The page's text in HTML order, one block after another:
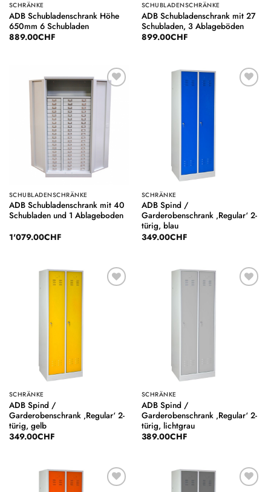
SCHRÄNKE
ADB Schubladenschrank Höhe
650mm 6 Schubladen
889.00CHF
SCHUBLADENSCHRÄNKE
ADB Schubladenschrank mit 27
Schubladen, 3 Ablageböden
899.00CHF
Wunschliste
SCHUBLADENSCHRÄNKE
ADB Schubladenschrank mit 40
Schubladen und 1 Ablageboden
1'079.00CHF
SCHRÄNKE
ADB Spind /
Garderobenschrank ‚Regular‘ 2-
türig, blau
349.00CHF
SCHRÄNKE
ADB Spind /
Garderobenschrank ‚Regular‘ 2-
türig, gelb
349.00CHF
SCHRÄNKE
ADB Spind /
Garderobenschrank ‚Regular‘ 2-
türig, lichtgrau
389.00CHF